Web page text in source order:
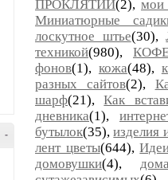
-
ПРОКЛЯТИЙ(2), мои
Миниатюрные
лоскутное штье(30),
техникой(980),
фонов(1), кожа(48),
разных сайтов(2),
шарф(21),Как
дневника(1),
бутылок(35),изделия
лент цветы(644),
домовушки(4),